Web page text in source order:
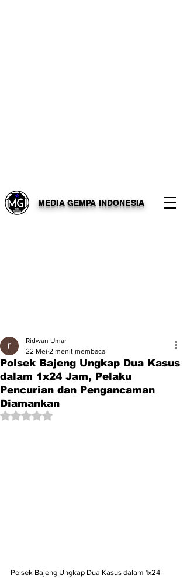
MEDIA GEMPA INDONESIA
Polsek Bajeng Ungkap Dua Kasus
dalam 1x24 Jam, Pelaku
Pencurian dan Pengancaman
Diamankan
Ridwan Umar
22 Mei 2 menit membaca
Dinilai NaN dari 5 bintang.
Polsek Bajeng Ungkap Dua Kasus dalam 1x24